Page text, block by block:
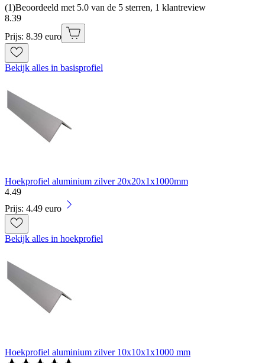
(1)Beoordeeld met 5.0 van de 5 sterren, 1 klantreview
8.39
Prijs: 8.39 euro
Bekijk alles in basisprofiel
Hoekprofiel aluminium zilver 20x20x1x1000mm
4.49
Prijs: 4.49 euro
Bekijk alles in hoekprofiel
Hoekprofiel aluminium zilver 10x10x1x1000 mm